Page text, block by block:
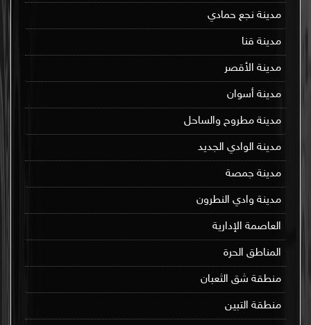
مدينة نجع حمادي
مدينة قنا
مدينة الأقصر
مدينة أسوان
مدينة مطروح والساحل
مدينة الوادي الجديد
مدينة جمصة
مدينة وادي النطرون
العاصمة الإدارية
المناطق الحرة
منطقة شق الثعبان
منطقة التبين